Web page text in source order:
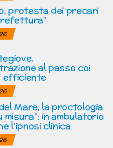
protesta dei precari
al passo coi
efficiente
Mare, la proctologia
misura”: in ambulatorio
l’ipnosi clinica